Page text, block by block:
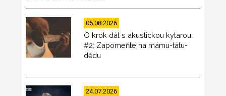
05.08.2026
O krok dál s akustickou kytarou
#2: Zapomeňte na mámu-tátu-
dědu
24.07.2026